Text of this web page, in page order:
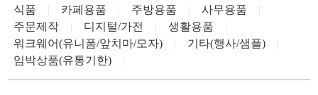
식품 | 카페용품 | 주방용품 | 사무용품
|
주문제작
| 디지털/가전 | 생활용품
|
워크웨어(유니폼/앞치마/모자)
| 기타(행사/샘플)
|
임박상품(유통기한)
|